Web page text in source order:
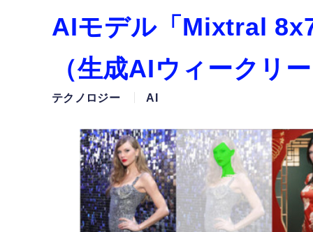
AIモデル「Mixtral
（生成AIウィークリ
テクノロジー AI